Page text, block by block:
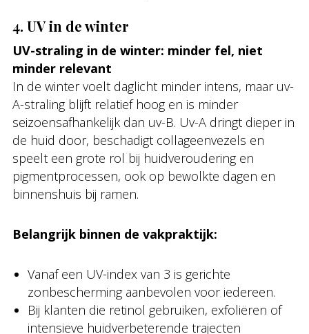
4. UV in de winter
UV-straling in de winter: minder fel, niet
minder relevant
In de winter voelt daglicht minder intens, maar uv-
A-straling blijft relatief hoog en is minder
seizoensafhankelijk dan uv-B. Uv-A dringt dieper in
de huid door, beschadigt collageenvezels en
speelt een grote rol bij huidveroudering en
pigmentprocessen, ook op bewolkte dagen en
binnenshuis bij ramen.
Belangrijk binnen de vakpraktijk:
Vanaf een UV-index van 3 is gerichte
zonbescherming aanbevolen voor iedereen.
Bij klanten die retinol gebruiken, exfoliëren of
intensieve huidverbeterende trajecten